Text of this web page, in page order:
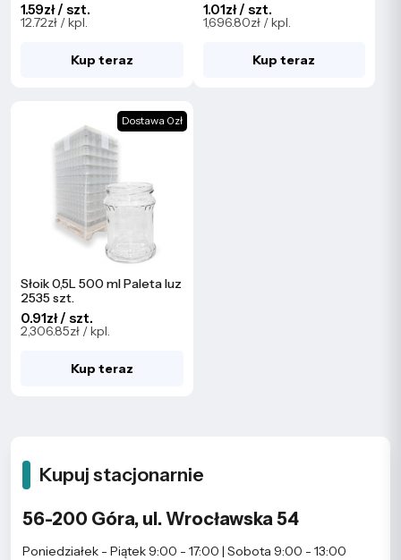
1.59zł / szt.
12.72zł / kpl.
Kup teraz
1.01zł / szt.
1,696.80zł / kpl.
Kup teraz
Dostawa 0zł
Słoik 0,5L 500 ml Paleta luz
2535 szt.
0.91zł / szt.
2,306.85zł / kpl.
Kup teraz
Kupuj stacjonarnie
56-200 Góra, ul. Wrocławska 54
Poniedziałek - Piątek 9:00 - 17:00 | Sobota 9:00 - 13:00